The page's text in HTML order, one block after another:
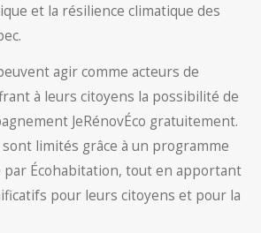
et la résilience climatique des
agir comme acteurs de
à leurs citoyens la possibilité de
JeRénovÉco gratuitement.
limités grâce à un programme
par Écohabitation, tout en apportant
pour leurs citoyens et pour la